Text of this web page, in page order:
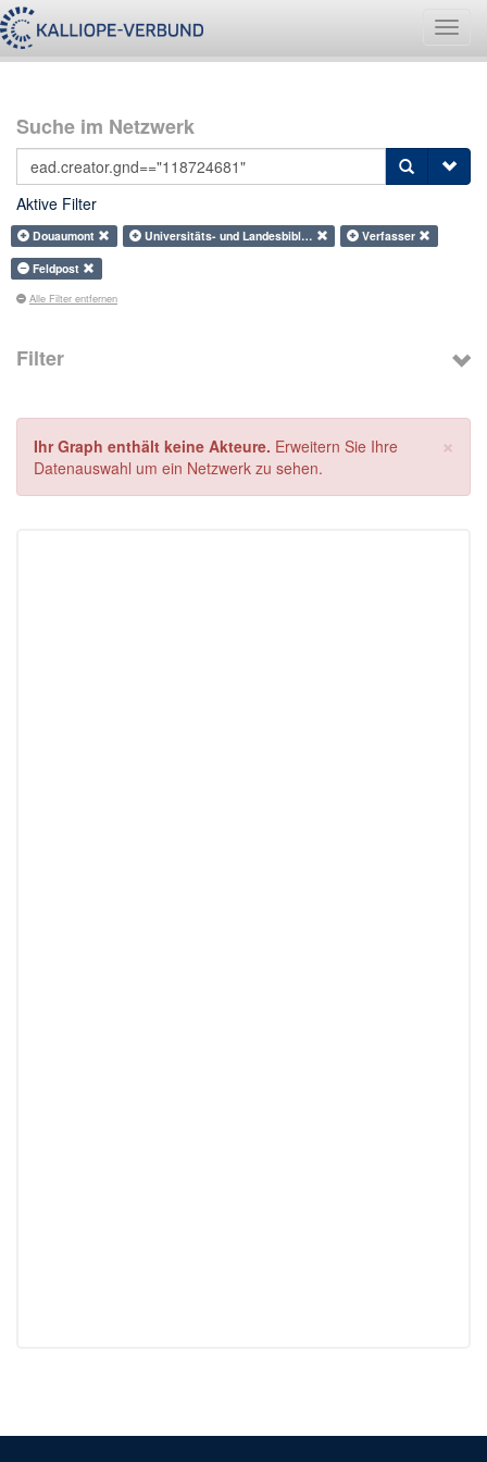
Suche im Netzwerk
Aktive Filter
Douaumont Universitäts- und Landesbibl…
Verfasser
Feldpost
Alle Filter entfernen
Filter
×
Ihr Graph enthält keine Akteure. Erweitern Sie Ihre
Datenauswahl um ein Netzwerk zu sehen.